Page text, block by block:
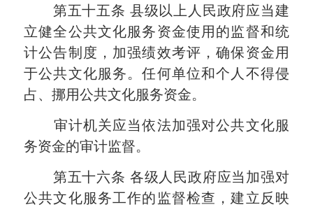
第五十五条 县级以上人民政府应当建
立健全公共文化服务资金使用的监督和统
计公告制度，加强绩效考评，确保资金用
于公共文化服务。任何单位和个人不得侵
占、挪用公共文化服务资金。
审计机关应当依法加强对公共文化服
务资金的审计监督。
第五十六条 各级人民政府应当加强对
公共文化服务工作的监督检查，建立反映